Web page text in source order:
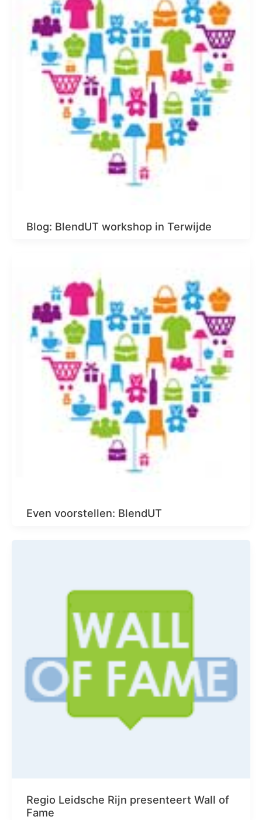
Blog: BlendUT workshop in Terwijde
Even voorstellen: BlendUT
Regio Leidsche Rijn presenteert Wall of
Fame